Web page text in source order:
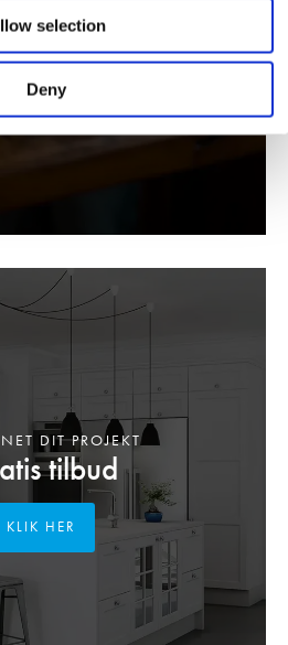
selection
Deny
tilbud
DIT PROJEKT
KLIK HER